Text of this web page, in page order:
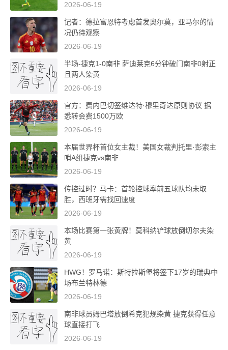
2026-06-19
记者：德拉富恩特考虑首发奥尔莫，亚马尔的情
况仍待观察
2026-06-19
半场-捷克1-0南非 萨迪莱克6分钟破门南非0射正
且两人染黄
2026-06-19
官方：费内巴切签维达特·穆里奇达原则协议 据
悉转会费1500万欧
2026-06-19
本届世界杯首位女主裁！美国女裁判托里·彭索主
哨A组捷克vs南非
2026-06-19
传控过时？马卡：首轮控球率前五球队均未取
胜，西班牙需找回速度
2026-06-19
本场比赛第一张黄牌！莫科纳铲球放倒切尔夫染
黄
2026-06-19
HWG！罗马诺：斯特拉斯堡将签下17岁的瑞典中
场布兰特林德
2026-06-19
南非球员姆巴塔放倒希克犯规染黄 捷克获得任意
球直接打飞
2026-06-19